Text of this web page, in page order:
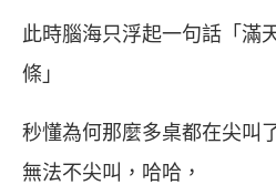
此時腦海只浮起一句話「滿
條」
秒懂為何那麼多桌都在尖叫
無法不尖叫，哈哈，